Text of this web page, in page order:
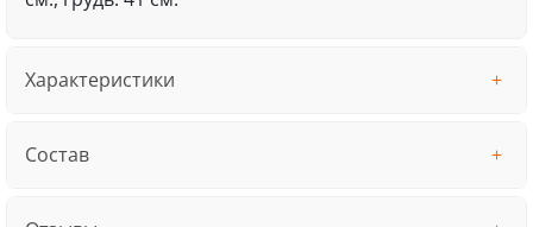
Характеристики
Состав